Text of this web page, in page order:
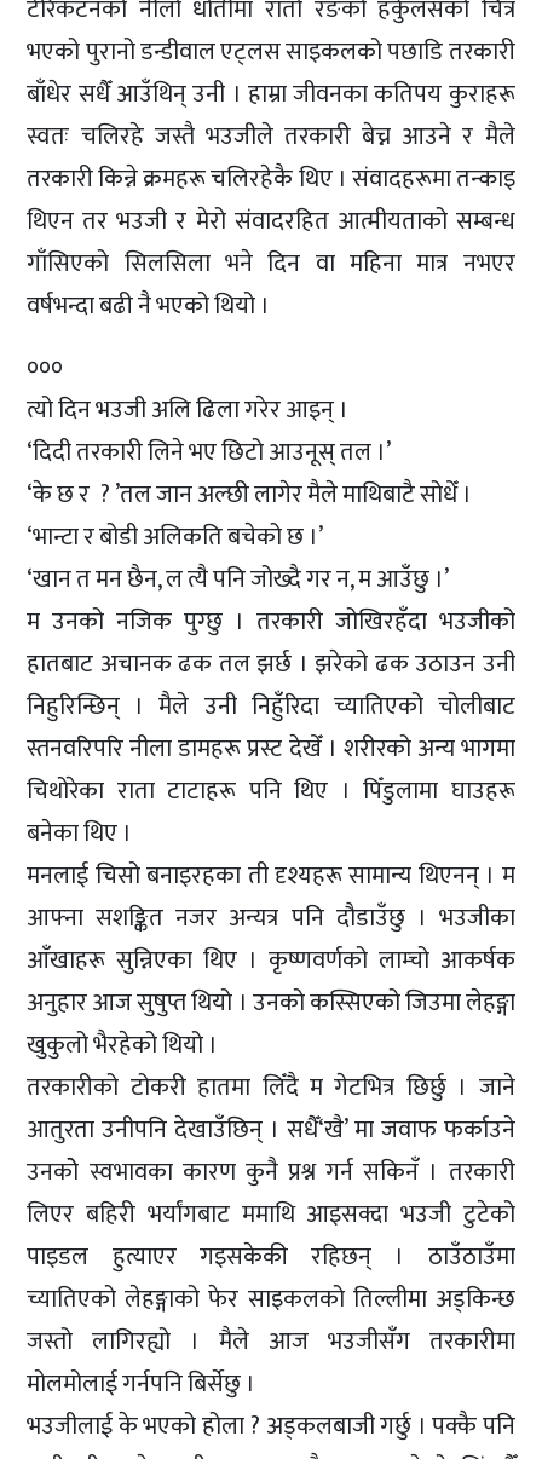
टेरिकटनको नीलो धोतीमा रातो रङको हर्कुलसको चित्र
भएको पुरानो डन्डीवाल एट्लस साइकलको पछाडि तरकारी
बाँधेर सधैँ आउँथिन् उनी । हाम्रा जीवनका कतिपय कुराहरू
स्वतः चलिरहे जस्तै भउजीले तरकारी बेच्न आउने र मैले
तरकारी किन्ने क्रमहरू चलिरहेकै थिए । संवादहरूमा तन्काइ
थिएन तर भउजी र मेरो संवादरहित आत्मीयताको सम्बन्ध
गाँसिएको सिलसिला भने दिन वा महिना मात्र नभएर
वर्षभन्दा बढी नै भएको थियो ।
०००
त्यो दिन भउजी अलि ढिला गरेर आइन् ।
‘दिदी तरकारी लिने भए छिटो आउनूस् तल ।’
‘के छ र ? ’तल जान अल्छी लागेर मैले माथिबाटै सोधेँ ।
‘भान्टा र बोडी अलिकति बचेको छ ।’
‘खान त मन छैन, ल त्यै पनि जोख्दै गर न, म आउँछु ।’
म उनको नजिक पुग्छु । तरकारी जोखिरहँदा भउजीको
हातबाट अचानक ढक तल झर्छ । झरेको ढक उठाउन उनी
निहुरिन्छिन् । मैले उनी निहुँरिदा च्यातिएको चोलीबाट
स्तनवरिपरि नीला डामहरू प्रस्ट देखेँ । शरीरको अन्य भागमा
चिथोरेका राता टाटाहरू पनि थिए । पिँडुलामा घाउहरू
बनेका थिए ।
मनलाई चिसो बनाइरहका ती दृश्यहरू सामान्य थिएनन् । म
आफ्ना सशङ्कित नजर अन्यत्र पनि दौडाउँछु । भउजीका
आँखाहरू सुन्निएका थिए । कृष्णवर्णको लाम्चो आकर्षक
अनुहार आज सुषुप्त थियो । उनको कस्सिएको जिउमा लेहङ्गा
खुकुलो भैरहेको थियो ।
तरकारीको टोकरी हातमा लिँदै म गेटभित्र छिर्छु । जाने
आतुरता उनीपनि देखाउँछिन् । सधैँ‘खै’ मा जवाफ फर्काउने
उनकोे स्वभावका कारण कुनै प्रश्न गर्न सकिनँ । तरकारी
लिएर बहिरी भर्यांगबाट ममाथि आइसक्दा भउजी टुटेको
पाइडल हुत्याएर गइसकेकी रहिछन् । ठाउँठाउँमा
च्यातिएको लेहङ्गाको फेर साइकलको तिल्लीमा अड्किन्छ
जस्तो लागिरह्यो । मैले आज भउजीसँग तरकारीमा
मोलमोलाई गर्नपनि बिर्सेछु ।
भउजीलाई के भएको होला ? अड्कलबाजी गर्छु । पक्कै पनि